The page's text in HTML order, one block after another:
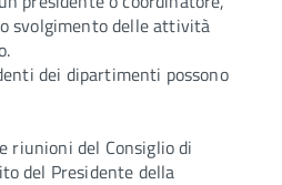
svolgimento delle attività
dei dipartimenti possono
riunioni del Consiglio di
del Presidente della